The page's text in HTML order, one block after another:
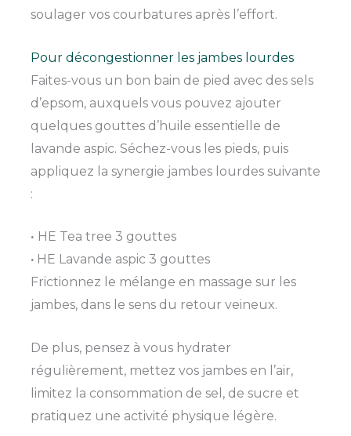
soulager vos courbatures après l’effort.
Pour décongestionner les jambes lourdes
Faites-vous un bon bain de pied avec des sels
d’epsom, auxquels vous pouvez ajouter
quelques gouttes d’huile essentielle de
lavande aspic. Séchez-vous les pieds, puis
appliquez la synergie jambes lourdes suivante
:
· HE Tea tree 3 gouttes
·HE Lavande aspic 3 gouttes
Frictionnez le mélange en massage sur les
jambes, dans le sens du retour veineux.
De plus, pensez à vous hydrater
régulièrement, mettez vos jambes en l’air,
limitez la consommation de sel, de sucre et
pratiquez une activité physique légère.